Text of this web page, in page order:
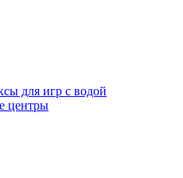
для игр с водой
центры